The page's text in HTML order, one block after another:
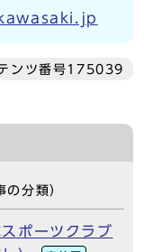
ンツ番号175039
の分類）
ポーツクラブ